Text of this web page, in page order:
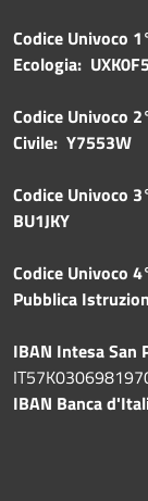
Codice Univoco
Ecologia: UXK0F5
Codice Univoco
Civile: Y7553W
Codice Univoco
BU1JKY
Codice Univoco
Pubblica
IBAN Intesa San
IBAN Banca